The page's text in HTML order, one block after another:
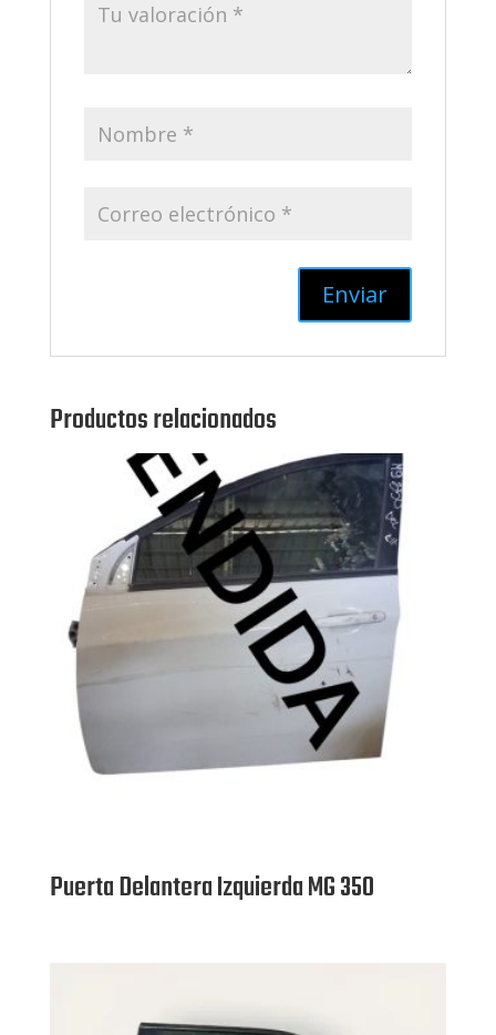
Productos relacionados
Puerta Delantera Izquierda MG 350